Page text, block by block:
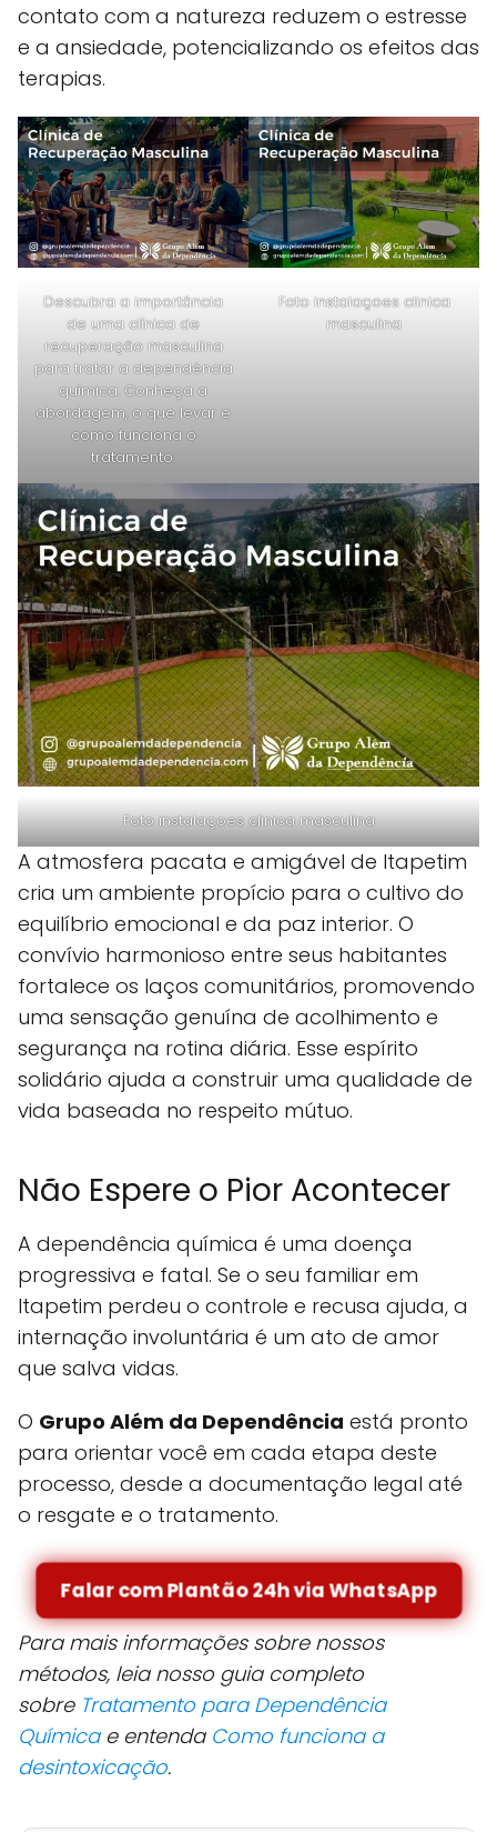
contato com a natureza reduzem o estresse
e a ansiedade, potencializando os efeitos das
terapias.
Descubra a importância
de uma clínica de
recuperação masculina
para tratar a dependência
química. Conheça a
abordagem, o que levar e
como funciona o
tratamento.
Foto instalaçoes clinica
masculina
Foto instalaçoes clinica masculina
A atmosfera pacata e amigável de Itapetim
cria um ambiente propício para o cultivo do
equilíbrio emocional e da paz interior. O
convívio harmonioso entre seus habitantes
fortalece os laços comunitários, promovendo
uma sensação genuína de acolhimento e
segurança na rotina diária. Esse espírito
solidário ajuda a construir uma qualidade de
vida baseada no respeito mútuo.
Não Espere o Pior Acontecer
A dependência química é uma doença
progressiva e fatal. Se o seu familiar em
Itapetim perdeu o controle e recusa ajuda, a
internação involuntária é um ato de amor
que salva vidas.
O Grupo Além da Dependência está pronto
para orientar você em cada etapa deste
processo, desde a documentação legal até
o resgate e o tratamento.
Falar com Plantão 24h via WhatsApp
Para mais informações sobre nossos
métodos, leia nosso guia completo
sobre Tratamento para Dependência
Químicae entenda Como funciona a
desintoxicação.